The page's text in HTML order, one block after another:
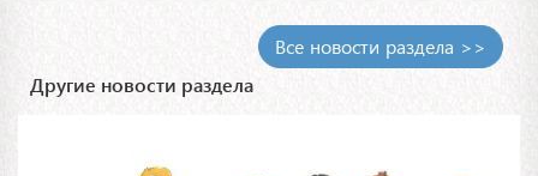
Все новости раздела >>
Другие новости раздела